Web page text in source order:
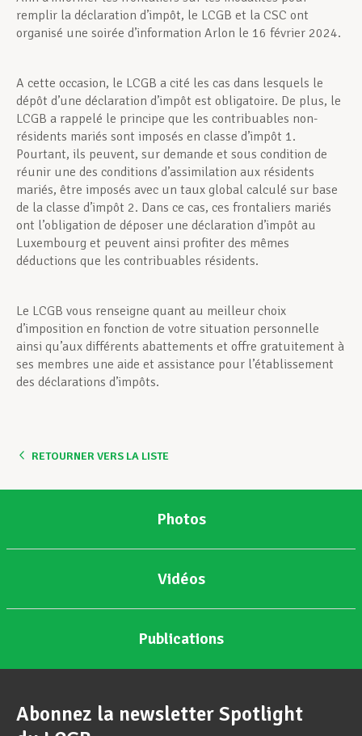
remplir la déclaration d’impôt, le LCGB et la CSC ont
organisé une soirée d’information Arlon le 16 février 2024.
A cette occasion, le LCGB a cité les cas dans lesquels le
dépôt d’une déclaration d’impôt est obligatoire. De plus, le
LCGB a rappelé le principe que les contribuables non-
résidents mariés sont imposés en classe d’impôt 1.
Pourtant, ils peuvent, sur demande et sous condition de
réunir une des conditions d’assimilation aux résidents
mariés, être imposés avec un taux global calculé sur base
de la classe d’impôt 2. Dans ce cas, ces frontaliers mariés
ont l’obligation de déposer une déclaration d’impôt au
Luxembourg et peuvent ainsi profiter des mêmes
déductions que les contribuables résidents.
Le LCGB vous renseigne quant au meilleur choix
d’imposition en fonction de votre situation personnelle
ainsi qu’aux différents abattements et offre gratuitement à
ses membres une aide et assistance pour l’établissement
des déclarations d’impôts.
RETOURNER VERS LA LISTE
Photos
Vidéos
Publications
Abonnez la newsletter Spotlight